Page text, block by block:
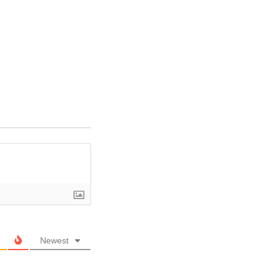
Newest